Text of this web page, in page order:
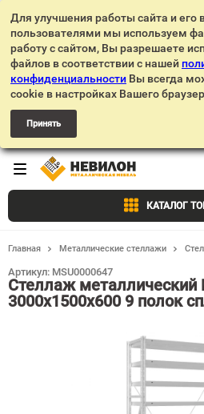
Для улучшения работы сайта и его
пользователями мы используем
работу с сайтом, Вы разрешаете
файлов в соответствии с нашей
конфиденциальности Вы всегда
cookie в настройках Вашего
Принять
КАТАЛОГ
Главная Металлические стеллажи
Стеллаж металлический
3000х1500х600 9 полок
Артикул: MSU0000647